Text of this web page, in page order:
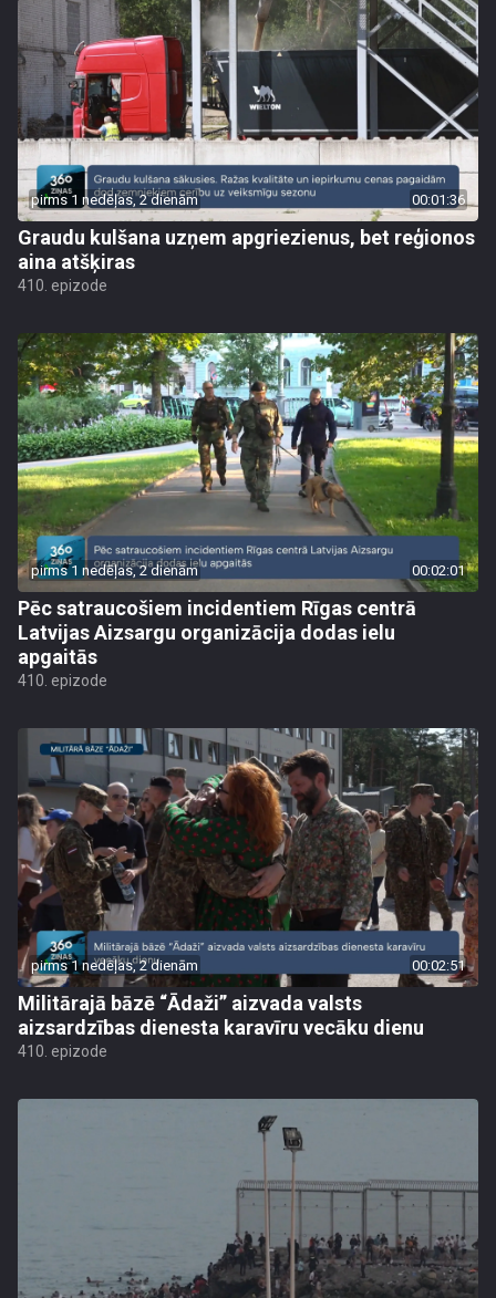
pirms 1 nedēļas, 2 dienām 00:01:36
Graudu kulšana uzņem apgriezienus, bet reģionos
aina atšķiras
410. epizode
pirms 1 nedēļas, 2 dienām 00:02:01
Pēc satraucošiem incidentiem Rīgas centrā
Latvijas Aizsargu organizācija dodas ielu
apgaitās
410. epizode
pirms 1 nedēļas, 2 dienām 00:02:51
Militārajā bāzē “Ādaži” aizvada valsts
aizsardzības dienesta karavīru vecāku dienu
410. epizode